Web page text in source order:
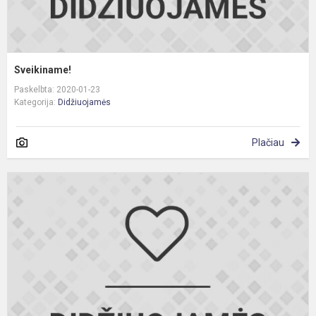
Sveikiname!
Paskelbta: 2020-01-23
Kategorija: Didžiuojamės
Plačiau